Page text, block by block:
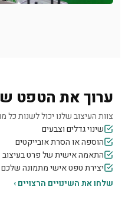
ערוך את הטפט
צוות העיצוב שלנו יכול לשנות כל
שינוי גדלים וצבעים
הוספה או הסרת אובייקטים
התאמה אישית של פרט בעיצוב
יצירת טפט אישי מתמונה שלכם
שלחו את השינויים הרצויים ›